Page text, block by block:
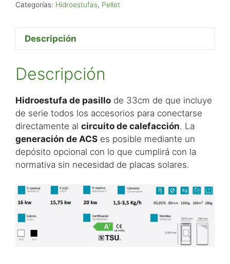
Categorías: Hidroestufas, Pellet
Descripción
Descripción
Hidroestufa de pasillo de 33cm de que incluye
de serie todos los accesorios para conectarse
directamente al circuito de calefacción. La
generación de ACS es posible mediante un
depósito opcional con lo que cumplirá con la
normativa sin necesidad de placas solares.